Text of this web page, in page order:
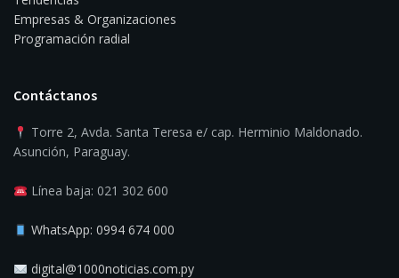
Empresas & Organizaciones
Programación radial
Contáctanos
Torre 2, Avda. Santa Teresa e/ cap. Herminio Maldonado.
Asunción, Paraguay.
Línea baja: 021 302 600
WhatsApp: 0994 674 000
digital@1000noticias.com.py